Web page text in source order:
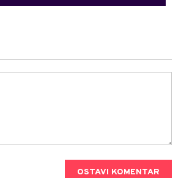
OSTAVI KOMENTAR